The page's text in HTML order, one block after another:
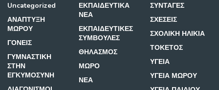
Uncategorized
ΑΝΑΠΤΥΞΗ
ΜΩΡΟΥ
ΓΟΝΕΙΣ
ΓΥΜΝΑΣΤΙΚΗ
ΣΤΗΝ
ΕΓΚΥΜΟΣΥΝΗ
ΕΚΠΑΙΔΕΥΤΙΚΑ
ΝΕΑ
ΕΚΠΑΙΔΕΥΤΙΚΕΣ
ΣΥΜΒΟΥΛΕΣ
ΘΗΛΑΣΜΟΣ
ΜΩΡΟ
ΝΕΑ
ΣΥΝΤΑΓΕΣ
ΣΧΕΣΕΙΣ
ΣΧΟΛΙΚΗ ΗΛΙΚΙΑ
ΤΟΚΕΤΟΣ
ΥΓΕΙΑ
ΥΓΕΙΑ ΜΩΡΟΥ